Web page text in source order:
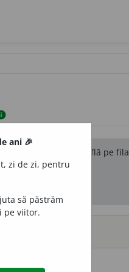
originale se află pe fila
.
ani 🎉
zi de zi, pentru
să păstrăm
pe viitor.